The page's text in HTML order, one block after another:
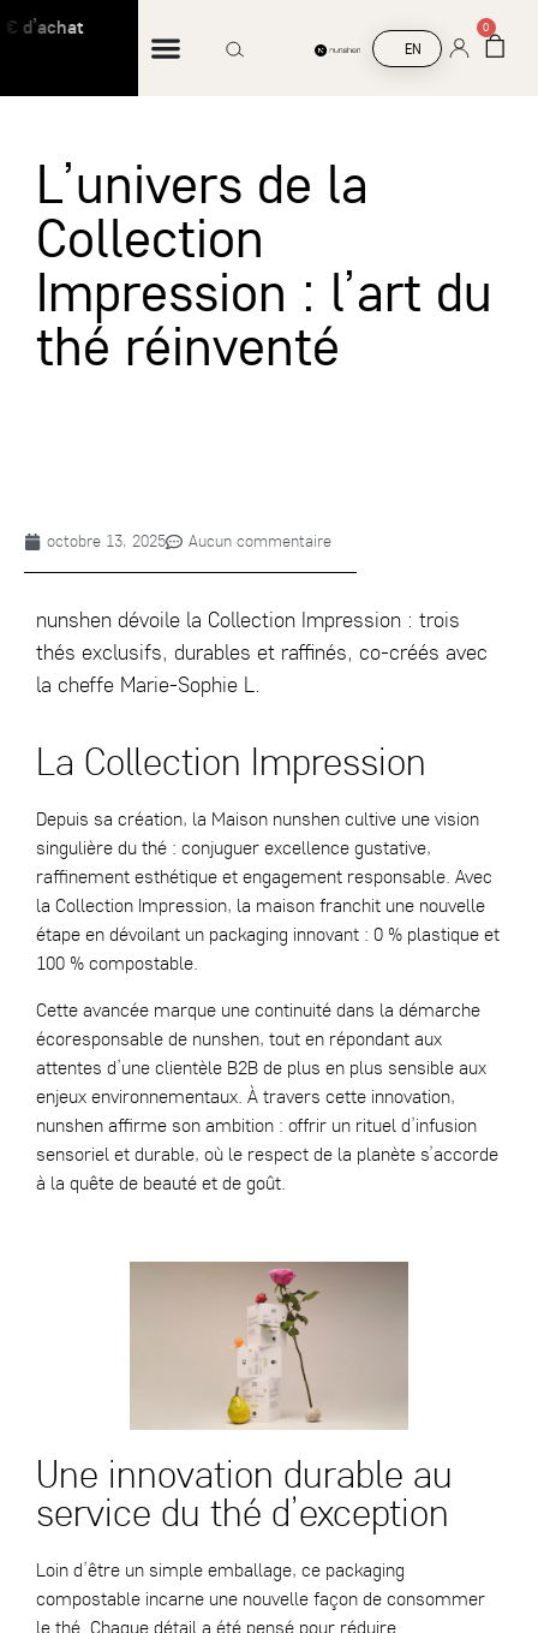
Livraison offerte à partir de 45 €
EN
0
L’univers de la
Collection
Impression : l’art du
thé réinventé
octobre 13, 2025 Aucun commentaire
nunshen dévoile la Collection Impression : trois
thés exclusifs, durables et raffinés, co-créés avec
la cheffe Marie-Sophie L.
La Collection Impression
Depuis sa création, la Maison nunshen cultive une vision
singulière du thé : conjuguer excellence gustative,
raffinement esthétique et engagement responsable. Avec
la Collection Impression, la maison franchit une nouvelle
étape en dévoilant un packaging innovant : 0 % plastique et
100 % compostable.
Cette avancée marque une continuité dans la démarche
écoresponsable de nunshen, tout en répondant aux
attentes d’une clientèle B2B de plus en plus sensible aux
enjeux environnementaux. À travers cette innovation,
nunshen affirme son ambition : offrir un rituel d’infusion
sensoriel et durable, où le respect de la planète s’accorde
à la quête de beauté et de goût.
Une innovation durable au
service du thé d’exception
Loin d’être un simple emballage, ce packaging
compostable incarne une nouvelle façon de consommer
le thé. Chaque détail a été pensé pour réduire